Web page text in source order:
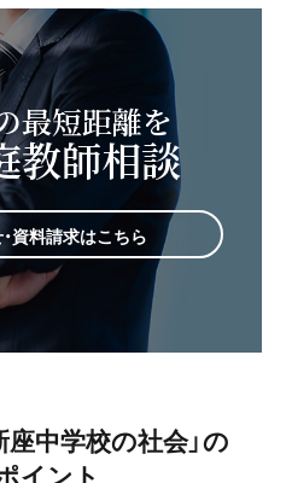
最短距離を
教師相談
資料請求はこちら
座中学校の社会」の
イント